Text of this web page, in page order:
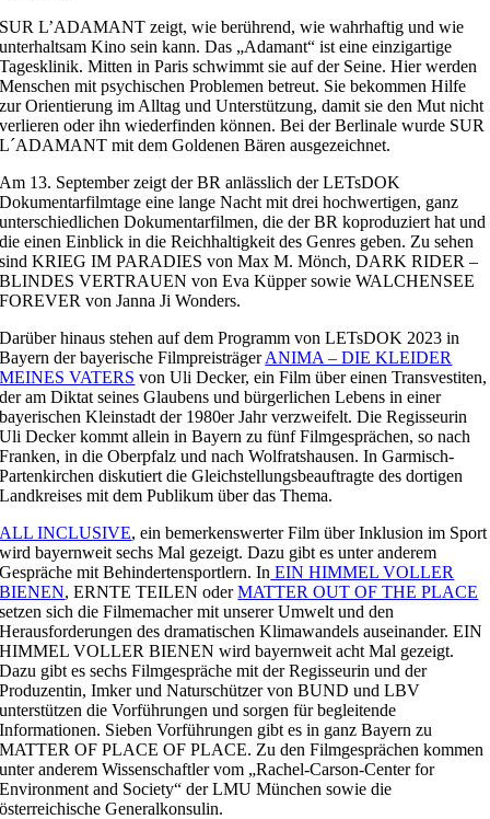
SUR L’ADAMANT zeigt, wie berührend, wie wahrhaftig und wie
unterhaltsam Kino sein kann. Das „Adamant“ ist eine einzigartige
Tagesklinik. Mitten in Paris schwimmt sie auf der Seine. Hier werden
Menschen mit psychischen Problemen betreut. Sie bekommen Hilfe
zur Orientierung im Alltag und Unterstützung, damit sie den Mut nicht
verlieren oder ihn wiederfinden können. Bei der Berlinale wurde SUR
L´ADAMANT mit dem Goldenen Bären ausgezeichnet.
Am 13. September zeigt der BR anlässlich der LETsDOK
Dokumentarfilmtage eine lange Nacht mit drei hochwertigen, ganz
unterschiedlichen Dokumentarfilmen, die der BR koproduziert hat und
die einen Einblick in die Reichhaltigkeit des Genres geben. Zu sehen
sind KRIEG IM PARADIES von Max M. Mönch, DARK RIDER –
BLINDES VERTRAUEN von Eva Küpper sowie WALCHENSEE
FOREVER von Janna Ji Wonders.
Darüber hinaus stehen auf dem Programm von LETsDOK 2023 in
Bayern der bayerische FilmpreisträgerANIMA – DIE KLEIDER
MEINES VATERS von Uli Decker, ein Film über einen Transvestiten,
der am Diktat seines Glaubens und bürgerlichen Lebens in einer
bayerischen Kleinstadt der 1980er Jahr verzweifelt. Die Regisseurin
Uli Decker kommt allein in Bayern zu fünf Filmgesprächen, so nach
Franken, in die Oberpfalz und nach Wolfratshausen. In Garmisch-
Partenkirchen diskutiert die Gleichstellungsbeauftragte des dortigen
Landkreises mit dem Publikum über das Thema.
ALL INCLUSIVE, ein bemerkenswerter Film über Inklusion im Sport
wird bayernweit sechs Mal gezeigt. Dazu gibt es unter anderem
Gespräche mit Behindertensportlern. In EIN HIMMEL VOLLER
BIENEN, ERNTE TEILEN oderMATTER OUT OF THE PLACE
setzen sich die Filmemacher mit unserer Umwelt und den
Herausforderungen des dramatischen Klimawandels auseinander. EIN
HIMMEL VOLLER BIENEN wird bayernweit acht Mal gezeigt.
Dazu gibt es sechs Filmgespräche mit der Regisseurin und der
Produzentin, Imker und Naturschützer von BUND und LBV
unterstützen die Vorführungen und sorgen für begleitende
Informationen. Sieben Vorführungen gibt es in ganz Bayern zu
MATTER OF PLACE OF PLACE. Zu den Filmgesprächen kommen
unter anderem Wissenschaftler vom „Rachel-Carson-Center for
Environment and Society“ der LMU München sowie die
österreichische Generalkonsulin.